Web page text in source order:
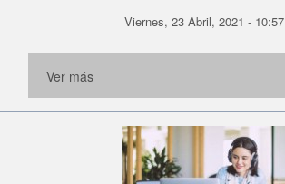
Viernes, 23 Abril, 2021 - 10:57
Ver más